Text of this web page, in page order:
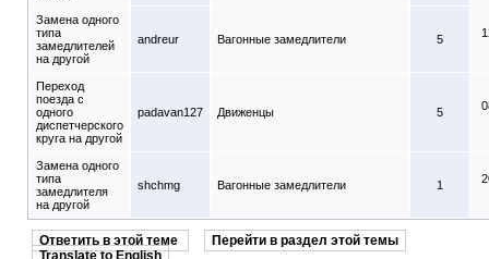
Замена одного
типа
замедлителей
на другой
andreur Вагонные замедлители 5
Переход
поезда с
одного
диспетчерского
круга на другой
padavan127 Движенцы 5
Замена одного
типа
замедлителя
на другой
shchmg Вагонные замедлители 1
Ответить в этой теме
Перейти в раздел этой темы
Translate to English